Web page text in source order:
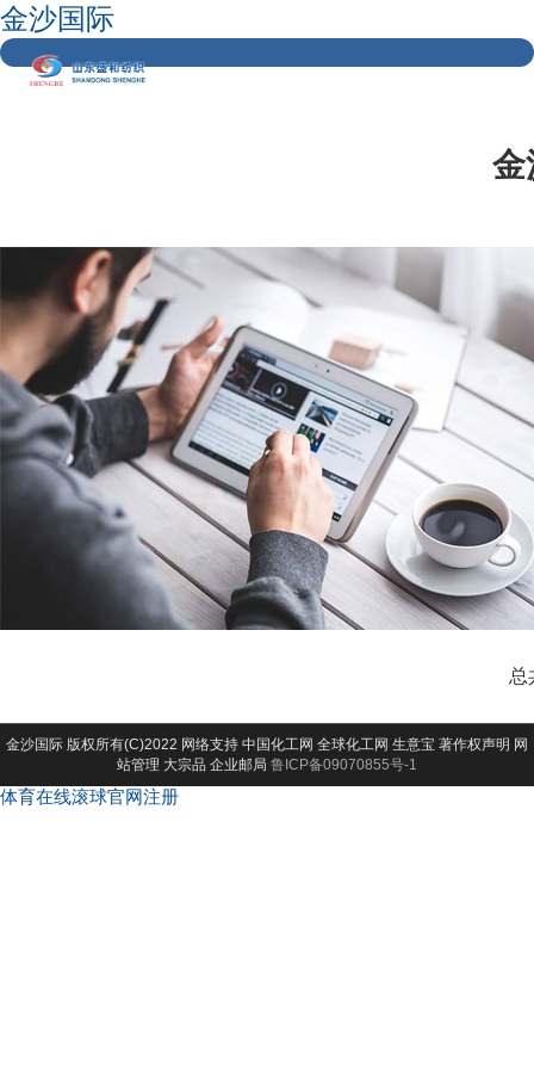
金沙国际
金
总
金沙国际 版权所有(C)2022 网络支持 中国化工网 全球化工网 生意宝 著作权声明 网
站管理 大宗品 企业邮局 鲁ICP备09070855号-1
体育在线滚球官网注册